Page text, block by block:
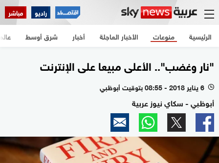
راديو مباشر
الرئيسية الأخبار العاجلة أخبار شرق أوسط منوعات
"نار وغضب".. الأعلى مبيعا على الإنترنت
l 6 يناير 2018 - 08:55 بتوقيت أبوظبي
أبوظبي - سكاي نيوز عربية